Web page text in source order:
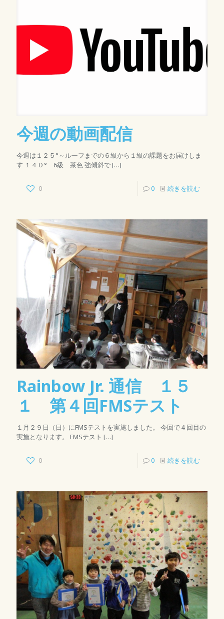
今週の動画配信
今週は１２５°～ルーフまでの６級から１級の課題をお届けしま
す １４０° 6級 茶色 強傾斜で[…]
0 0 続きを読む
Rainbow Jr. 通信 １５
１ 第４回FMSテスト
１月２９日（日）にFMSテストを実施しました。 今回で４回目の
実施となります。 FMSテスト […]
0 0 続きを読む